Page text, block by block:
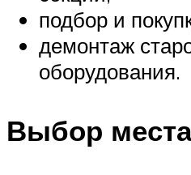
подбор и
демонтаж
оборудования.
Выбор места